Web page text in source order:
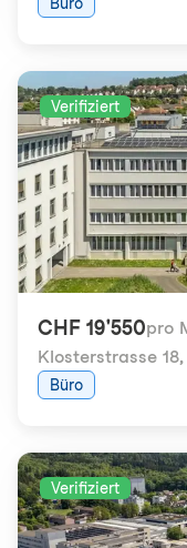
Verifiziert
CHF 19'550pro
Klosterstrasse 18,
Büro
Verifiziert